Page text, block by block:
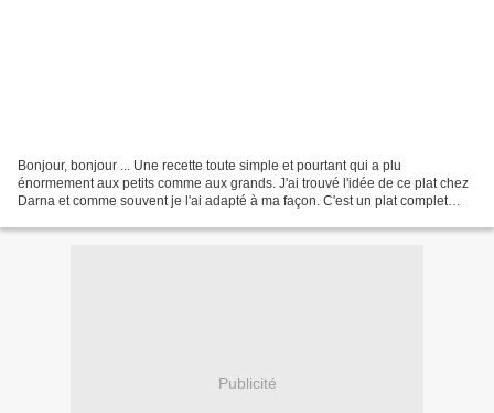
Bonjour, bonjour ... Une recette toute simple et pourtant qui a plu
énormement aux petits comme aux grands. J'ai trouvé l'idée de ce plat chez
Darna et comme souvent je l'ai adapté à ma façon. C'est un plat complet
Publicité